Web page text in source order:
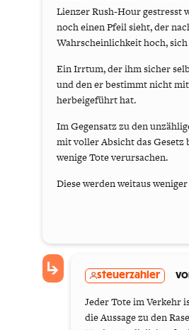
Lienzer Rush-Hour gestresst
noch einen Pfeil sieht, der
Wahrscheinlichkeit hoch,
Ein Irrtum, der ihm sicher
und den er bestimmt nicht
herbeigeführt hat.
Im Gegensatz zu den
mit voller Absicht das Gesetz
wenige Tote verursachen.
Diese werden weitaus
steuerzahler
Jeder Tote im Verkehr
die Aussage zu den